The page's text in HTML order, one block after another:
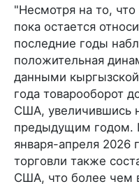
"Несмотря на то,
пока остается
последние годы
положительная
данными
года товарооборот
США, увеличившись
предыдущим годом.
января-апреля 2026
торговли также
США, что более чем